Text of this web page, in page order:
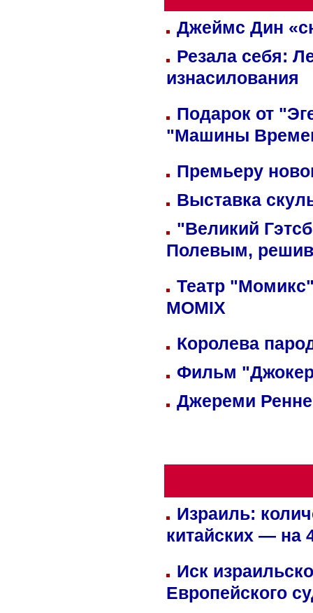
Джеймс Дин
Резала себя:
изнасилования
Подарок от
"Машины
Премьеру
Выставка
"Великий
Полевым,
Театр
MOMIX
Королева
Фильм
Джереми
Израиль:
китайских — на
Иск
Европейского